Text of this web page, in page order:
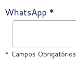
WhatsApp *
* Campos Obrigatórios